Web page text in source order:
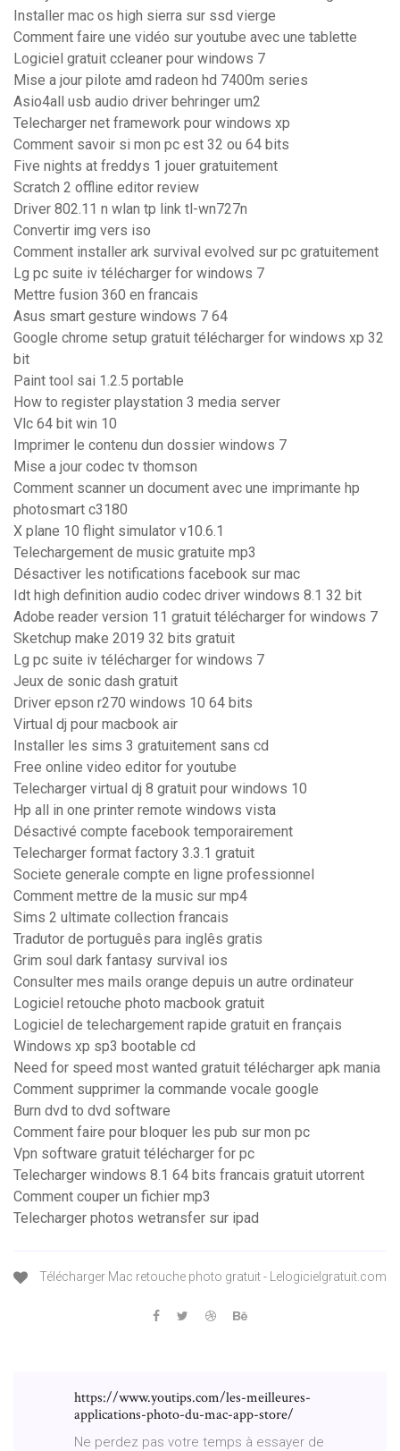
Installer mac os high sierra sur ssd vierge
Comment faire une vidéo sur youtube avec une tablette
Logiciel gratuit ccleaner pour windows 7
Mise a jour pilote amd radeon hd 7400m series
Asio4all usb audio driver behringer um2
Telecharger net framework pour windows xp
Comment savoir si mon pc est 32 ou 64 bits
Five nights at freddys 1 jouer gratuitement
Scratch 2 offline editor review
Driver 802.11 n wlan tp link tl-wn727n
Convertir img vers iso
Comment installer ark survival evolved sur pc gratuitement
Lg pc suite iv télécharger for windows 7
Mettre fusion 360 en francais
Asus smart gesture windows 7 64
Google chrome setup gratuit télécharger for windows xp 32
bit
Paint tool sai 1.2.5 portable
How to register playstation 3 media server
Vlc 64 bit win 10
Imprimer le contenu dun dossier windows 7
Mise a jour codec tv thomson
Comment scanner un document avec une imprimante hp
photosmart c3180
X plane 10 flight simulator v10.6.1
Telechargement de music gratuite mp3
Désactiver les notifications facebook sur mac
Idt high definition audio codec driver windows 8.1 32 bit
Adobe reader version 11 gratuit télécharger for windows 7
Sketchup make 2019 32 bits gratuit
Lg pc suite iv télécharger for windows 7
Jeux de sonic dash gratuit
Driver epson r270 windows 10 64 bits
Virtual dj pour macbook air
Installer les sims 3 gratuitement sans cd
Free online video editor for youtube
Telecharger virtual dj 8 gratuit pour windows 10
Hp all in one printer remote windows vista
Désactivé compte facebook temporairement
Telecharger format factory 3.3.1 gratuit
Societe generale compte en ligne professionnel
Comment mettre de la music sur mp4
Sims 2 ultimate collection francais
Tradutor de português para inglês gratis
Grim soul dark fantasy survival ios
Consulter mes mails orange depuis un autre ordinateur
Logiciel retouche photo macbook gratuit
Logiciel de telechargement rapide gratuit en français
Windows xp sp3 bootable cd
Need for speed most wanted gratuit télécharger apk mania
Comment supprimer la commande vocale google
Burn dvd to dvd software
Comment faire pour bloquer les pub sur mon pc
Vpn software gratuit télécharger for pc
Telecharger windows 8.1 64 bits francais gratuit utorrent
Comment couper un fichier mp3
Telecharger photos wetransfer sur ipad
Télécharger Mac retouche photo gratuit - Lelogicielgratuit.com
https://www.youtips.com/les-meilleures-
applications-photo-du-mac-app-store/
Ne perdez pas votre temps à essayer de